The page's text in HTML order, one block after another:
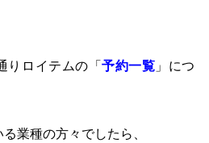
りロイテムの「予約一覧 」につ
業種の方々でしたら、